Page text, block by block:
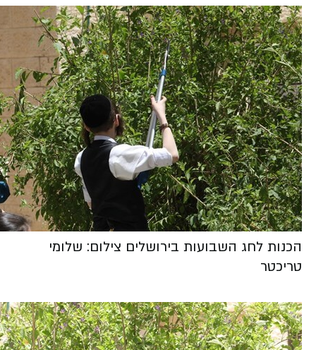
הכנות לחג השבועות בירושלים צילום: שלומי
טריכטר